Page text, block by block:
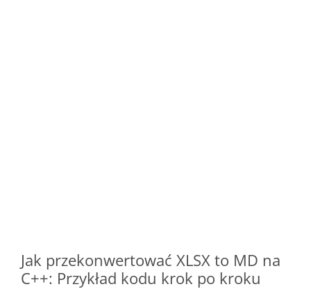
Jak przekonwertować XLSX to MD na
C++: Przykład kodu krok po kroku